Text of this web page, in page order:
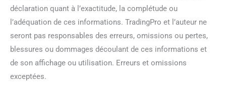
déclaration quant à l’exactitude, la complétude ou
l’adéquation de ces informations. TradingPro et l’auteur ne
seront pas responsables des erreurs, omissions ou pertes,
blessures ou dommages découlant de ces informations et
de son affichage ou utilisation. Erreurs et omissions
exceptées.